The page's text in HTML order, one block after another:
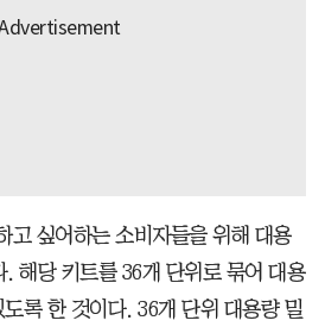
고 싶어하는 소비자들을 위해 대용
해당 키트를 36개 단위로 묶어 대용
록 한 것이다. 36개 단위 대용량 밀